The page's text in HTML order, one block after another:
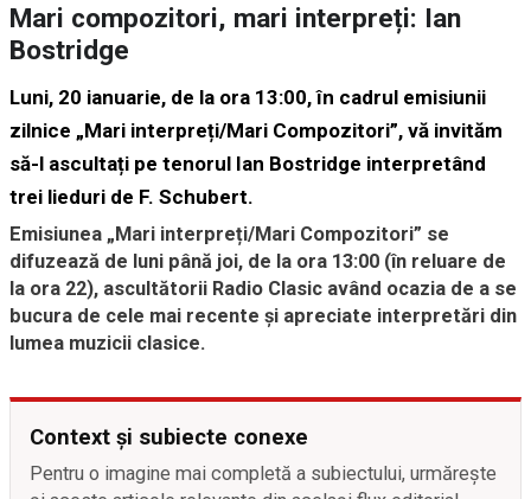
Mari compozitori, mari interpreți: Ian
Bostridge
Luni, 20 ianuarie, de la ora 13:00, în cadrul emisiunii
zilnice „Mari interpreți/Mari Compozitori”, vă invităm
să-l ascultați pe tenorul Ian Bostridge interpretând
trei lieduri de F. Schubert.
Emisiunea „Mari interpreți/Mari Compozitori” se
difuzează de luni până joi, de la ora 13:00 (în reluare de
la ora 22), ascultătorii Radio Clasic având ocazia de a se
bucura de cele mai recente și apreciate interpretări din
lumea muzicii clasice.
Context și subiecte conexe
Pentru o imagine mai completă a subiectului, urmărește